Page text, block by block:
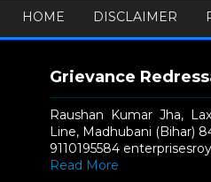
HOME DISCLAIMER
Grievance
Raushan Kumar Jha,
Line, Madhubani (Bihar)
9110195584
Read More